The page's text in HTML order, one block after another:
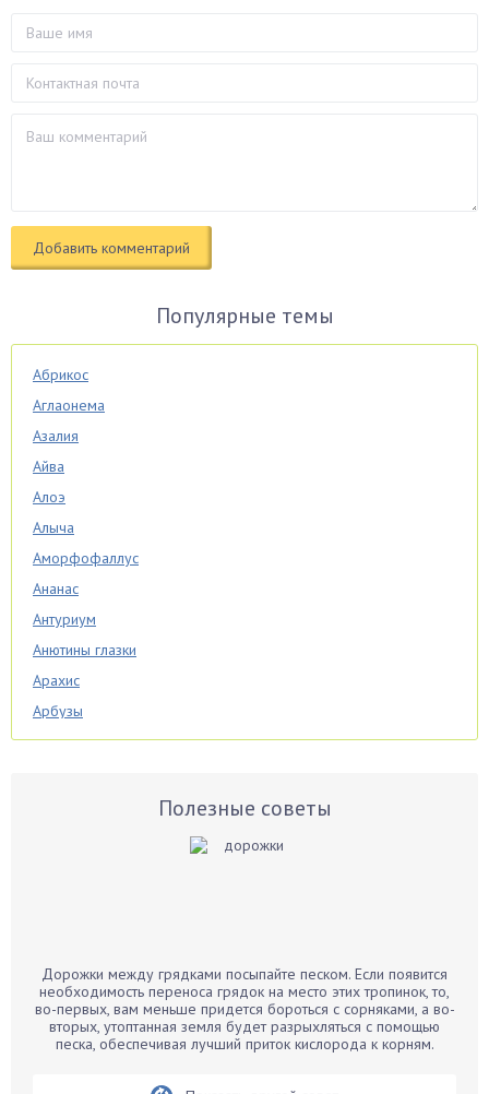
Популярные темы
Абрикос
Аглаонема
Азалия
Айва
Алоэ
Алыча
Аморфофаллус
Ананас
Антуриум
Анютины глазки
Арахис
Арбузы
Аспарагус
Бархатцы
Бегония
Белые грибы
Полезные советы
Дорожки между грядками посыпайте песком. Если появится
необходимость переноса грядок на место этих тропинок, то,
во-первых, вам меньше придется бороться с сорняками, а во-
вторых, утоптанная земля будет разрыхляться с помощью
песка, обеспечивая лучший приток кислорода к корням.